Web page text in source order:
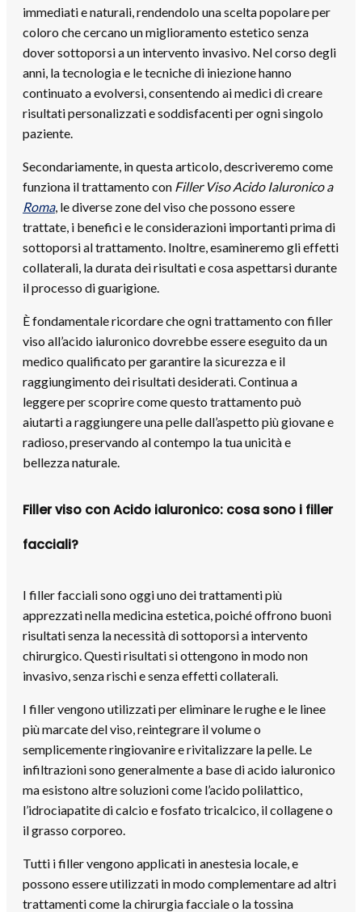
immediati e naturali, rendendolo una scelta popolare per
coloro che cercano un miglioramento estetico senza
dover sottoporsi a un intervento invasivo. Nel corso degli
anni, la tecnologia e le tecniche di iniezione hanno
continuato a evolversi, consentendo ai medici di creare
risultati personalizzati e soddisfacenti per ogni singolo
paziente.
Secondariamente, in questa articolo, descriveremo come
funziona il trattamento con Filler Viso Acido Ialuronico a
Roma, le diverse zone del viso che possono essere
trattate, i benefici e le considerazioni importanti prima di
sottoporsi al trattamento. Inoltre, esamineremo gli effetti
collaterali, la durata dei risultati e cosa aspettarsi durante
il processo di guarigione.
È fondamentale ricordare che ogni trattamento con filler
viso all’acido ialuronico dovrebbe essere eseguito da un
medico qualificato per garantire la sicurezza e il
raggiungimento dei risultati desiderati. Continua a
leggere per scoprire come questo trattamento può
aiutarti a raggiungere una pelle dall’aspetto più giovane e
radioso, preservando al contempo la tua unicità e
bellezza naturale.
Filler viso con Acido ialuronico: cosa sono i filler
facciali?
I filler facciali sono oggi uno dei trattamenti più
apprezzati nella medicina estetica, poiché offrono buoni
risultati senza la necessità di sottoporsi a intervento
chirurgico. Questi risultati si ottengono in modo non
invasivo, senza rischi e senza effetti collaterali.
I filler vengono utilizzati per eliminare le rughe e le linee
più marcate del viso, reintegrare il volume o
semplicemente ringiovanire e rivitalizzare la pelle. Le
infiltrazioni sono generalmente a base di acido ialuronico
ma esistono altre soluzioni come l’acido polilattico,
l’idrociapatite di calcio e fosfato tricalcico, il collagene o
il grasso corporeo.
Tutti i filler vengono applicati in anestesia locale, e
possono essere utilizzati in modo complementare ad altri
trattamenti come la chirurgia facciale o la tossina